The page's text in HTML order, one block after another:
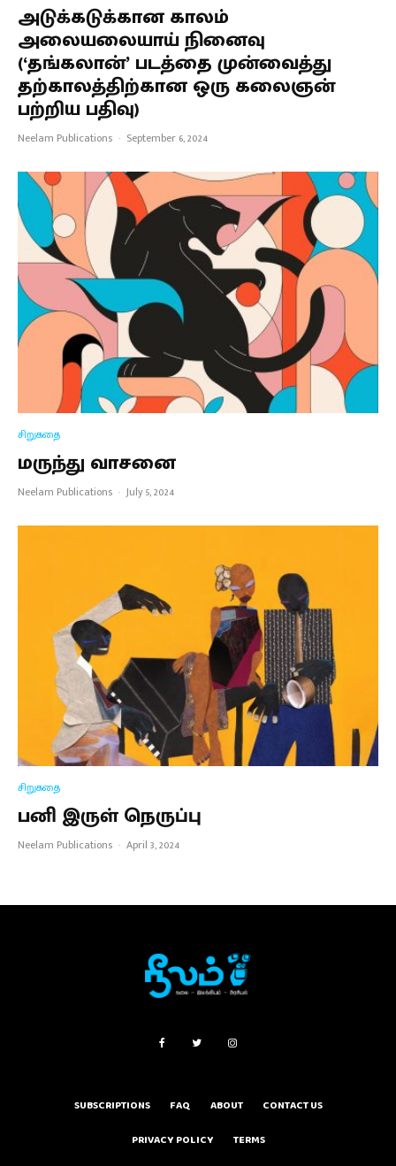
அடுக்கடுக்கான காலம்
அலையலையாய் நினைவு
(‘தங்கலான்’ படத்தை முன்வைத்து
தற்காலத்திற்கான ஒரு கலைஞன்
பற்றிய பதிவு)
Neelam Publications · September 6, 2024
சிறுகதை
மருந்து வாசனை
Neelam Publications · July 5, 2024
சிறுகதை
பனி இருள் நெருப்பு
Neelam Publications · April 3, 2024
SUBSCRIPTIONS FAQ ABOUT CONTACT US
PRIVACY POLICY TERMS